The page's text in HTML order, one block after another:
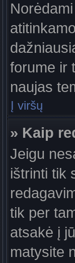
forume ir
naujas
Į viršų
» Kaip
Jeigu
ištrinti tik
tik per
atsakė į
matysite